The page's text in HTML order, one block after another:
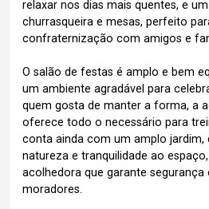
relaxar nos dias mais quentes, e
churrasqueira e mesas, perfeito
confraternização com amigos e
O salão de festas é amplo e bem
um ambiente agradável para
quem gosta de manter a forma, a
oferece todo o necessário para
conta ainda com um amplo jardim,
natureza e tranquilidade ao
acolhedora que garante
moradores.